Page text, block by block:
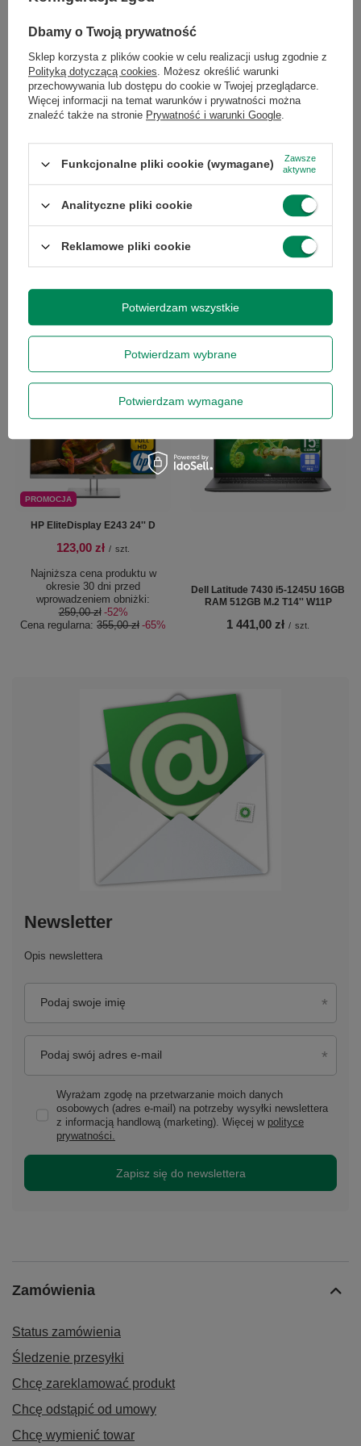
Polecamy
Dell Precision 5470 i9-12900H
32GB RAM 1TB M.2 T14" W11P
Dysk HDD 3,5" SATA3 SATA
320GB
PROMOCJA
HP EliteDisplay E243 24'' D
123,00 zł / szt.
Najniższa cena produktu w
okresie 30 dni przed
wprowadzeniem obniżki:
259,00 zł -52%
Cena regularna: 355,00 zł -65%
Dell Latitude 7430 i5-1245U 16GB
RAM 512GB M.2 T14'' W11P
1 441,00 zł / szt.
Newsletter
Opis newslettera
Podaj swoje imię
Podaj swój adres e-mail
Wyrażam zgodę na przetwarzanie moich danych
osobowych (adres e-mail) na potrzeby wysyłki newslettera
z informacją handlową (marketing). Więcej w polityce
prywatności.
Zapisz się do newslettera
Zamówienia
Status zamówienia
Śledzenie przesyłki
Chcę zareklamować produkt
Chcę odstąpić od umowy
Chcę wymienić towar
Dbamy o Twoją prywatność
Sklep korzysta z plików cookie w celu realizacji usług zgodnie z
Polityką dotyczącą cookies. Możesz określić warunki
przechowywania lub dostępu do cookie w Twojej przeglądarce.
Więcej informacji na temat warunków i prywatności można
znaleźć także na stronie Prywatność i warunki Google.
Funkcjonalne pliki cookie (wymagane)
Zawsze
aktywne
Analityczne pliki cookie
Reklamowe pliki cookie
Potwierdzam wybrane
Potwierdzam wymagane
Potwierdzam wszystkie